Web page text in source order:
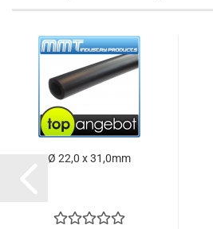
Ø 22,0 x 31,0mm